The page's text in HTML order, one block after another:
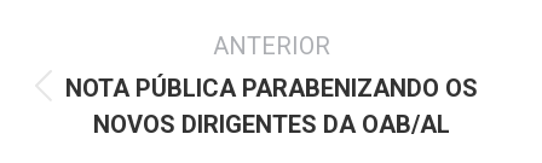
post:
ANTERIOR
Post
anterior:
NOTA PÚBLICA PARABENIZANDO OS
NOVOS DIRIGENTES DA OAB/AL